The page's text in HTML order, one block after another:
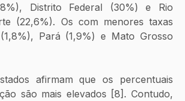
Distrito Federal (30%) e Rio
(22,6%). Os com menores taxas
Pará (1,9%) e Mato Grosso
são mais elevados [8]. Contudo,